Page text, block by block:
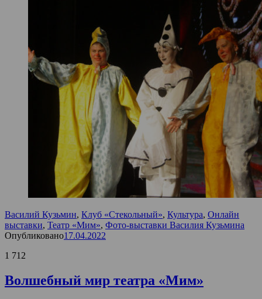
Василий Кузьмин, Клуб «Стекольный», Культура, Онлайн
выставки, Театр «Мим», Фото-выставки Василия Кузьмина
Опубликовано17.04.2022
1 712
Волшебный мир театра «Мим»